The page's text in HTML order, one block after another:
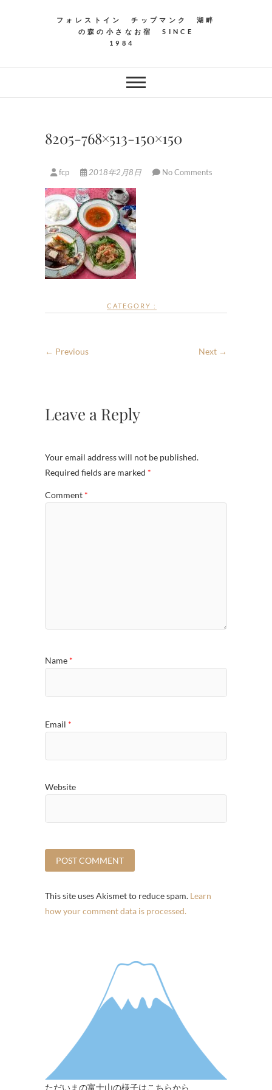
フォレストイン チップマンク 湖畔
の森の小さなお宿 SINCE
1984
8205-768×513-150×150
fcp 2018年2月8日 No Comments
CATEGORY :
← Previous Next →
Leave a Reply
Your email address will not be published.
Required fields are marked *
Comment *
Name *
Email *
Website
This site uses Akismet to reduce spam. Learn
how your comment data is processed.
ただいまの富士山の様子はこちらから